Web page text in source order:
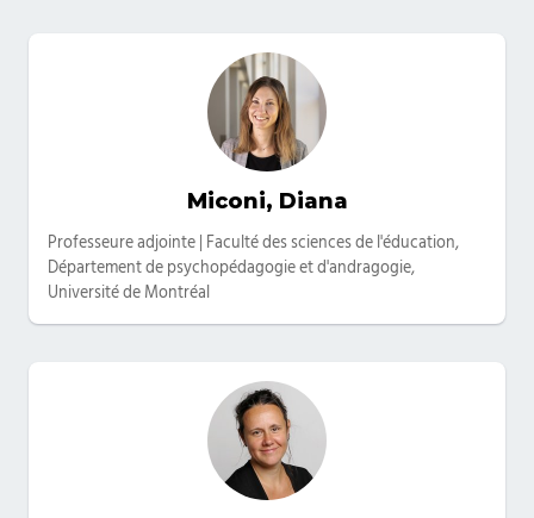
Miconi, Diana
Catégories
Professeure adjointe | Faculté des sciences de l'éducation,
Département de psychopédagogie et d'andragogie,
Université de Montréal